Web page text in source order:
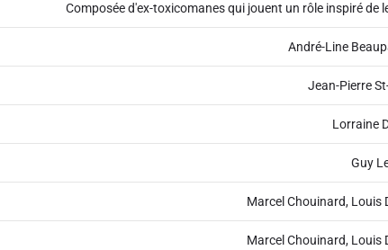
Composée d'ex-toxicomanes qui jouent un rôle inspiré de
André-Line
Jean-Pierre
Lorraine
Guy
Marcel Chouinard, Louis
Marcel Chouinard, Louis